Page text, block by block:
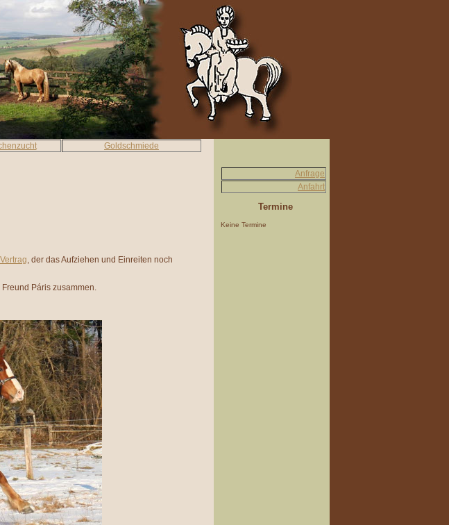
Goldschmiede
, der das Aufziehen und Einreiten noch
Páris zusammen.
Anfrage
Anfahrt
Termine
Keine Termine